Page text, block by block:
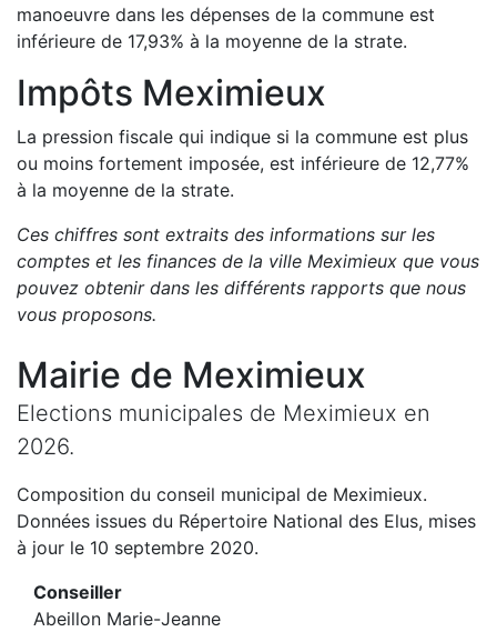
manoeuvre dans les dépenses de la commune est
inférieure de 17,93% à la moyenne de la strate.
Impôts Meximieux
La pression fiscale qui indique si la commune est plus
ou moins fortement imposée, est inférieure de 12,77%
à la moyenne de la strate.
Ces chiffres sont extraits des informations sur les
comptes et les finances de la ville Meximieux que vous
pouvez obtenir dans les différents rapports que nous
vous proposons.
Mairie de Meximieux
Elections municipales de Meximieux en
2026.
Composition du conseil municipal de Meximieux.
Données issues du Répertoire National des Elus, mises
à jour le 10 septembre 2020.
Conseiller
Abeillon Marie-Jeanne